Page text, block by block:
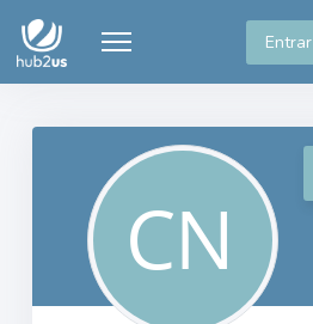
Entrar